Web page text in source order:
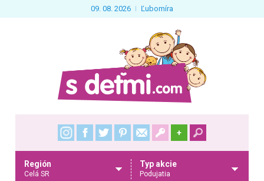
09. 08. 2026 Ľubomíra
+
Región
Celá SR
Typ akcie
Podujatia